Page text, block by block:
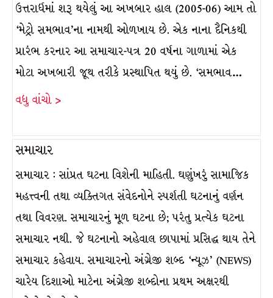
ઉત્તરાર્ધમાં શરૂ થયેલું આ અખબાર હાલ (2005-06) આમ તો
‘મેટ્રો સમભાવ’ના નામથી ઓળખાય છે. એક નાના દૈનિકથી
પ્રારંભ કરનાર આ સમાચાર-પત્ર 20 વર્ષના ગાળામાં એક
મોટા અખબારી જૂથ તરીકે પ્રસ્થાપિત થયું છે. ‘સમભાવ…
વધુ વાંચો >
સમાચાર
સમાચાર : સાંપ્રત ઘટના વિશેની માહિતી. ઘણુંખરું સામાજિક
મહત્ત્વની તથા વ્યક્તિગત સંવેદનોને સ્પર્શતી ઘટનાનું વર્ણન
તથા વિવરણ. સમાચારનું મૂળ ઘટના છે; પરંતુ પ્રત્યેક ઘટના
સમાચાર નથી. જે ઘટનાનો અહેવાલ છાપામાં પ્રસિદ્ધ થાય તેને
સમાચાર કહેવાય. સમાચારનો અંગ્રેજી શબ્દ ‘ન્યૂઝ’ (NEWS)
ચારેય દિશાઓ માટેના અંગ્રેજી શબ્દોના પ્રથમ અક્ષરથી